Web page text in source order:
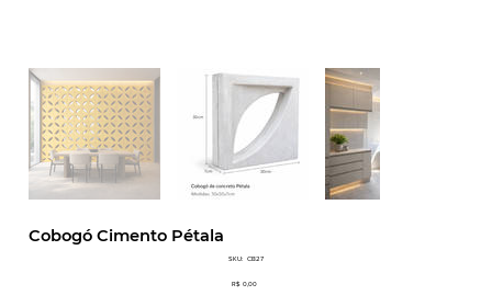
Cobogó Cimento Pétala
SKU:
SKU
CB27
Preço
R$ 0,00